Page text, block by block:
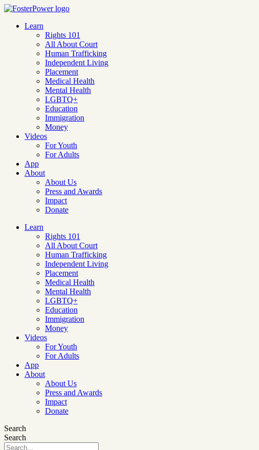
Learn
Rights 101
All About Court
Human Trafficking
Independent Living
Placement
Medical Health
Mental Health
LGBTQ+
Education
Immigration
Money
Videos
For Youth
For Adults
App
About
About Us
Press and Awards
Impact
Donate
Learn
Rights 101
All About Court
Human Trafficking
Independent Living
Placement
Medical Health
Mental Health
LGBTQ+
Education
Immigration
Money
Videos
For Youth
For Adults
App
About
About Us
Press and Awards
Impact
Donate
Search
Search